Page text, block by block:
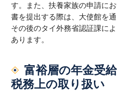
す。また、扶養家族の申請に
書を提出する際は、大使館を
その後のタイ外務省認証課に
あります。
富裕層の年金受
税務上の取り扱い